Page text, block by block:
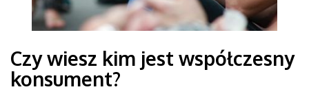
Czy wiesz kim jest współczesny
konsument?